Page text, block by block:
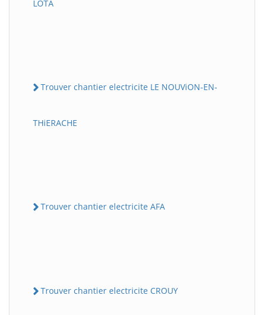
LOTA
Trouver chantier electricite LE NOUViON-EN-
THiERACHE
Trouver chantier electricite AFA
Trouver chantier electricite CROUY